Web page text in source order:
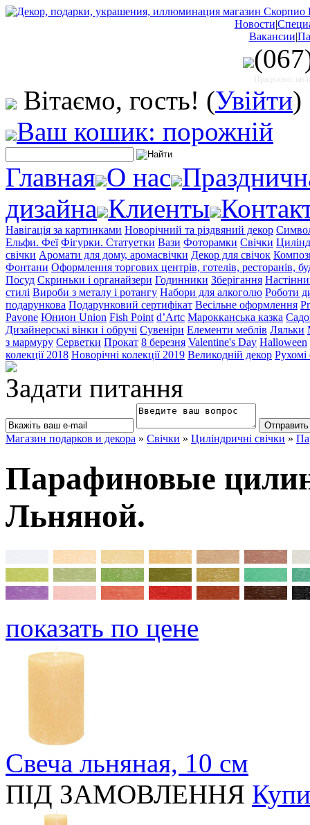
Новости|
Вакансии|
Працюємо: пн-
Вітаємо, гость! (Увійти)
Ваш кошик: порожній
Главная О нас
дизайна Клиенты
Навігація за картинками Новорічний та різдвяний декор
Ельфи. Феї Фігурки. Статуетки Вази Фоторамки Свічки
свічки Аромати для дому, аромасвічки Декор для свічок
Фонтани Оформлення торгових центрів, готелів, ресторанів,
Посуд Скриньки і органайзери Годинники Зберігання
стилі Вироби з металу і ротангу Набори для алкоголю Роботи
подарункова Подарунковий сертифікат Весільне оформлення
Pavone Юнион Union Fish Point d’Artc Марокканська казка
Дизайнерські вінки і обручі Сувеніри Елементи меблів Ляльки
з мармуру Серветки Прокат 8 березня Valentine's Day Halloween
колекції 2018 Новорічні колекції 2019 Великодній декор Рухомі
Задати питання
Магазин подарков и декора » Свічки » Циліндричні свічки »
Парафиновые
Льняной.
показать по цене
Свеча льняная, 10 см
ПІД ЗАМОВЛЕННЯ